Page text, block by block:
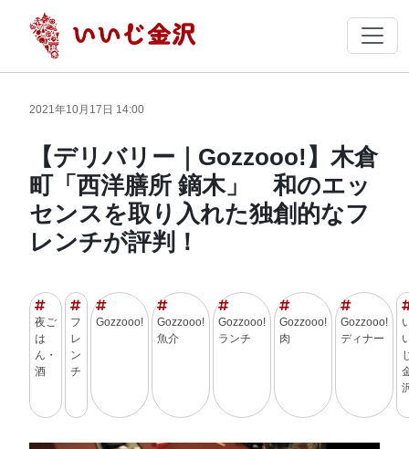
2021年10月17日 14:00
【デリバリー｜Gozzooo!】木倉
町「西洋膳所 鏑木」 和のエッ
センスを取り入れた独創的なフ
レンチが評判！
夜ご
は
ん・
酒
フ
レ
ン
チ
Gozzooo!
Gozzooo!
魚介
Gozzooo!
ランチ
Gozzooo!
肉
Gozzooo!
ディナー